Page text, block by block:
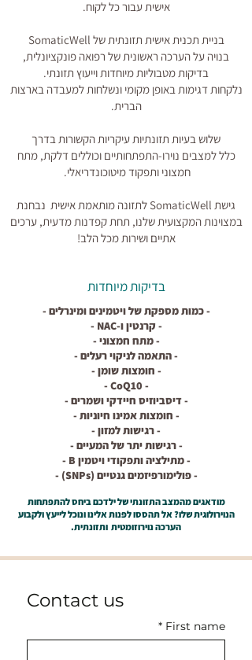
אישית עבור כל לקוח.
בניית תכנית אישית תזונתית של SomaticWell
בנויה על הערכה ראשונית של רפואה פונקציונלית,
בדיקות מטבוליות מיוחדות וייעוץ תזונתי.
נלקחות דגימות באופן מקומי ונשלחות למעבדה בארצות
הברית.
שלוש בעיות תזונתיות עיקריות הקשורות בדרך
כלללמצבים נוירו-התפתחותיים וכוללים דלקת,מתח
חמצוני ותפקוד מיטוכונדריאלי.
גישת SomaticWell לתזונה מותאמת אישית
נבחנת
במצוינות המקצועית שלנו, תחת קפדנות מדעית,ערכים
אתיים ושירות מכל הלב!
בדיקות מיוחדות
- כמות מספקת של ויטמינים ומינרלים -
- קרנטין ו-NAC -
- מתח חמצוני -
- התאמה לניקוי רעלים -
- חומצות שומן -
- CoQ10 -
- דיסביוזיס חיידקי ושמרים -
- חומצות אמינו חיוניות -
- רגישות למזון -
- רגישות יתר של המעיים -
- מתילציה ותפקודי ויטמין B -
- פולימורפיזמים גנטיים (SNPs) -
מודאגים מהמצב התזונתי של ילדכם ביחס להתפתחות
הנוירולוגית שלו? אל תהססו לפנות אלינו ונוכל לייעץ ולקבוע
הערכה נוירוזומטית ותזונתית.
Contact us
First name
*